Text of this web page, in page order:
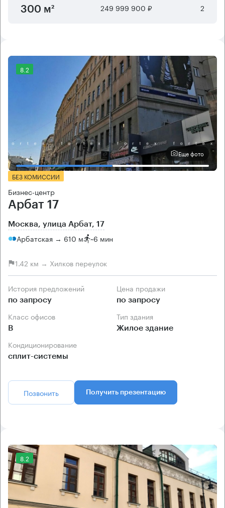
300 м² 249 999 900 ₽ 2
8.2
Еще фото
БЕЗ КОМИССИИ
Бизнес-центр
Арбат 17
Москва, улица Арбат, 17
Арбатская → 610 м ~6 мин
1.42 км → Хилков переулок
История предложений
по запросу
Цена продажи
по запросу
Класс офисов
B
Тип здания
Жилое здание
Кондиционирование
сплит-системы
Позвонить Получить презентацию
8.2